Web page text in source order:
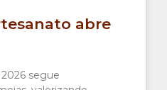
abre
segue